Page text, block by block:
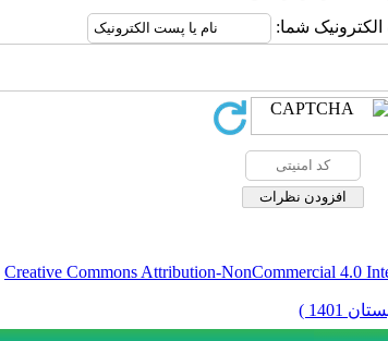
شما:
Creative Commons Attribution-NonCommercial 4.0